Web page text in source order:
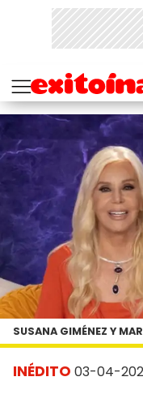
INÉDITO 03-04-
SUSANA GIMÉNEZ Y